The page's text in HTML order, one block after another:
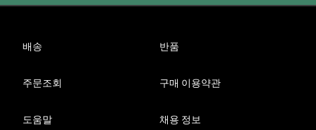
배송 반품
주문조회 구매 이용약관
도움말 채용 정보